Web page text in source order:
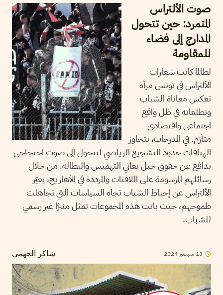
صوت الألتراس
المتمرد: حين تتحول
المدارج إلى فضاء
للمقاومة
لطالما كانت شعارات
الألتراس في تونس مرآة
تعكس معاناة الشباب
وتطلعاته في ظل واقع
اجتماعي واقتصادي
متأزم. في المدرجات، تتجاوز
الهتافات حدود التشجيع الرياضي لتتحول إلى صوت احتجاجي
يدافع عن حقوق جيل يعاني التهميش والبطالة. من خلال
رسائلهم المرسومة على اللافتات والمرددة في الأهازيج، يعبّر
الألتراس عن إحباط الشباب تجاه السياسات التي تجاهلت
طموحهم، حيث باتت هذه المجموعات تمثل منبرًا غير رسمي
للشباب.
شاكر الجهمي 13 سبتمبر 2024